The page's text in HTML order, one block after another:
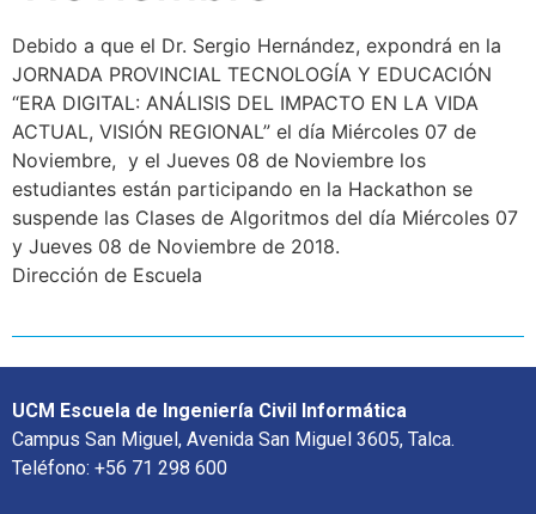
Debido a que el Dr. Sergio Hernández, expondrá en la
JORNADA PROVINCIAL TECNOLOGÍA Y EDUCACIÓN
“ERA DIGITAL: ANÁLISIS DEL IMPACTO EN LA VIDA
ACTUAL, VISIÓN REGIONAL” el día Miércoles 07 de
Noviembre, y el Jueves 08 de Noviembre los
estudiantes están participando en la Hackathon se
suspende las Clases de Algoritmos del día Miércoles 07
y Jueves 08 de Noviembre de 2018.
Dirección de Escuela
UCM Escuela de Ingeniería Civil Informática
Campus San Miguel, Avenida San Miguel 3605, Talca.
Teléfono: +56 71 298 600